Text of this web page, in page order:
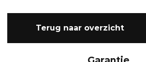
Terug naar overzicht